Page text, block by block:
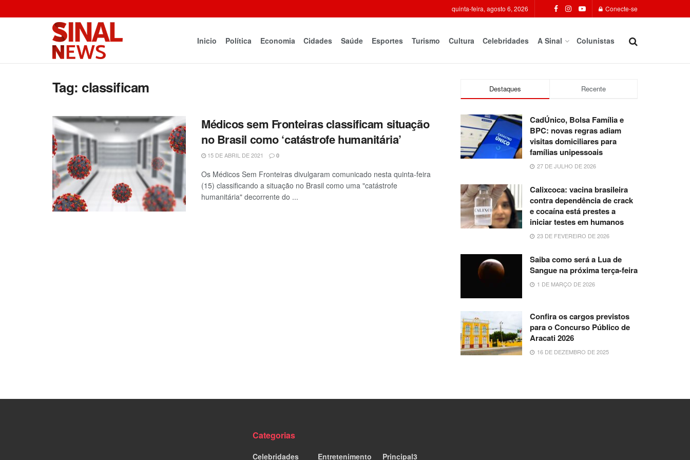
quinta-feira, agosto 6, 2026 Conecte-se
Inicio Política Economia Cidades Saúde Esportes Turismo Cultura Celebridades A Sinal Colunistas
Tag: classificam
Médicos sem Fronteiras classificam situação
no Brasil como ‘catástrofe humanitária’
15 DE ABRIL DE 2021 0
Os Médicos Sem Fronteiras divulgaram comunicado nesta quinta-feira
(15) classificando a situação no Brasil como uma "catástrofe
humanitária" decorrente do ...
Destaques Recente
CadÚnico, Bolsa Família e
BPC: novas regras adiam
visitas domiciliares para
famílias unipessoais
27 DE JULHO DE 2026
Calixcoca: vacina brasileira
contra dependência de crack
e cocaína está prestes a
iniciar testes em humanos
23 DE FEVEREIRO DE 2026
Saiba como será a Lua de
Sangue na próxima terça-feira
1 DE MARÇO DE 2026
Confira os cargos previstos
para o Concurso Público de
Aracati 2026
16 DE DEZEMBRO DE 2025
Categorias
Celebridades Entretenimento Principal3